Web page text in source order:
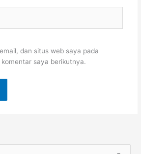
dan situs web saya pada
saya berikutnya.